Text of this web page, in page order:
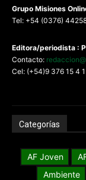
Grupo Misiones
Tel: +54 (0376)
Editora/periodista :
Contacto:
Cel: (+54)9 376 15 4
Categorías
AF Joven
Ambiente